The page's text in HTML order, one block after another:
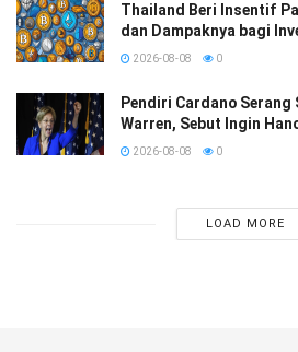
Thailand Beri Insentif
dan Dampaknya bagi
2026-08-08 0
Pendiri Cardano Serang
Warren, Sebut Ingin
2026-08-08 0
LOAD MORE